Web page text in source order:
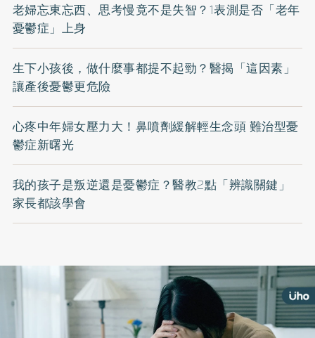
老婦忘東忘西、思考慢竟不是失智？1表測是否「老年
憂鬱症」上身
生下小孩後，做什麼事都提不起勁？醫揭「這因素」
讓產後憂鬱更危險
心疼中年婦女壓力大！鼻噴劑緩解輕生念頭 難治型憂
鬱症新曙光
我的孩子是叛逆還是憂鬱症？醫教2點「辨識關鍵」
家長都該學會